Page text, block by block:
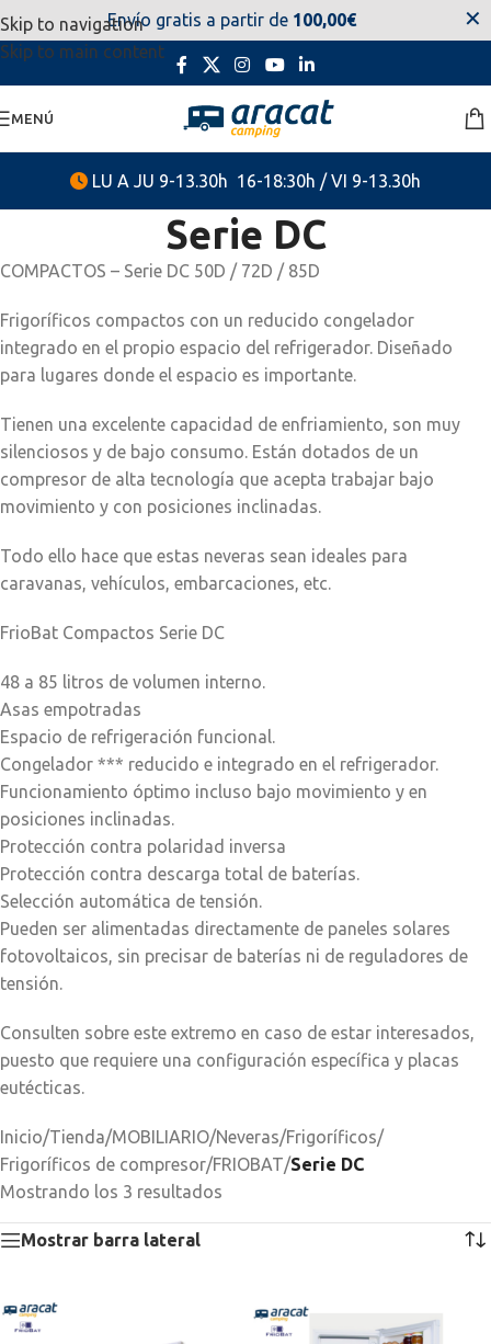
Skip to navigation
Skip to main content
estaremos disponibles. Disculpen las molestias.
MENÚ
LU A JU 9-13.30h 16-18:30h / VI 9-13.30h
Serie DC
COMPACTOS – Serie DC 50D / 72D / 85D
Frigoríficos compactos con un reducido congelador
integrado en el propio espacio del refrigerador. Diseñado
para lugares donde el espacio es importante.
Tienen una excelente capacidad de enfriamiento, son muy
silenciosos y de bajo consumo. Están dotados de un
compresor de alta tecnología que acepta trabajar bajo
movimiento y con posiciones inclinadas.
Todo ello hace que estas neveras sean ideales para
caravanas, vehículos, embarcaciones, etc.
FrioBat Compactos Serie DC
48 a 85 litros de volumen interno.
Asas empotradas
Espacio de refrigeración funcional.
Congelador *** reducido e integrado en el refrigerador.
Funcionamiento óptimo incluso bajo movimiento y en
posiciones inclinadas.
Protección contra polaridad inversa
Protección contra descarga total de baterías.
Selección automática de tensión.
Pueden ser alimentadas directamente de paneles solares
fotovoltaicos, sin precisar de baterías ni de reguladores de
tensión.
Consulten sobre este extremo en caso de estar interesados,
puesto que requiere una configuración específica y placas
eutécticas.
Inicio/Tienda/MOBILIARIO/Neveras/Frigoríficos/
Frigoríficos de compresor/FRIOBAT/Serie DC
Mostrando los 3 resultados
Envío gratis a partir de 100,00€ ✕
Mostrar barra lateral